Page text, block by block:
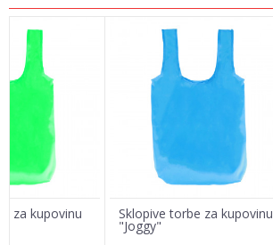
Email
Poruka
za kupovinu Sklopive torbe za kupovinu
"Joggy"